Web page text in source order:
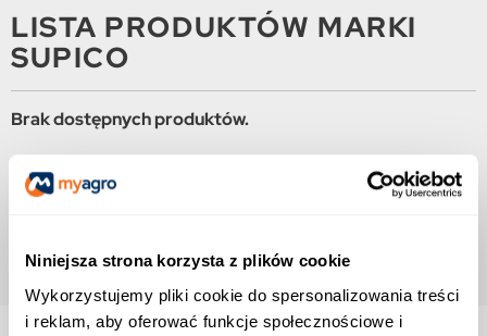
Niniejsza strona korzysta z plików cookie
Wykorzystujemy pliki cookie do spersonalizowania treści
i reklam, aby oferować funkcje społecznościowe i
LISTA PRODUKTÓW MARKI
SUPICO
Brak dostępnych produktów.
Bądźcie czujni! W tym miejscu zostanie wyświetlonych więcej
produktów w miarę ich dodawania.